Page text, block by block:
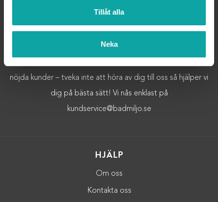
Tillåt alla
Neka
OM OSS
Välkommen till Badmiljö! Här hittar du Badrumstillbehör och
nöjda kunder – tveka inte att höra av dig till oss så hjälper vi
dig på bästa sätt! Vi nås enklast på
kundservice@badmiljo.se
HJÄLP
Om oss
Kontakta oss